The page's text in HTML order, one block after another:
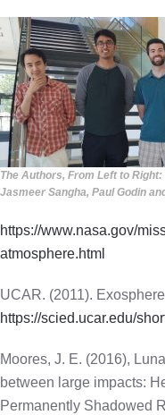
The Authors, From Left to Right:
Jasmeer Sangha, Paul Godin
https://www.nasa.gov/
atmosphere.html
UCAR. (2011).
https://scied.ucar.edu/
Moores, J. E. (2016),
between large impacts:
Permanently Shadowed